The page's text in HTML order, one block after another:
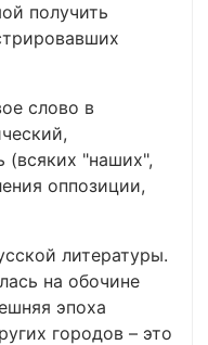
получить
слово в
(всяких "наших",
оппозиции,
литературы.
на обочине
эпоха
городов – это